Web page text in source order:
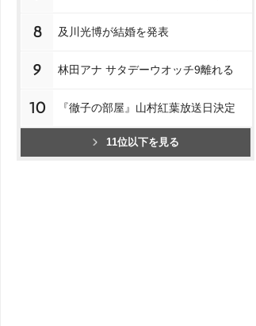
8 及川光博が結婚を発表
9 林田アナ サタデーウオッチ9離れる
10 『徹子の部屋』山村紅葉放送日決定
11位以下を見る